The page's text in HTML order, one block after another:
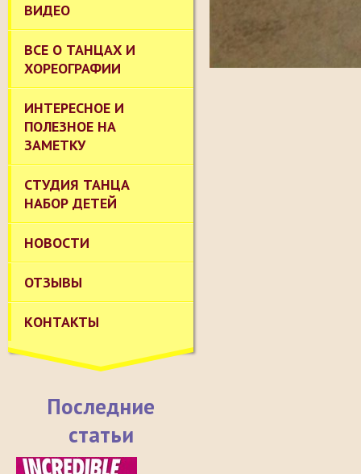
ВИДЕО
ВСЕ О ТАНЦАХ И
ХОРЕОГРАФИИ
ИНТЕРЕСНОЕ И
ПОЛЕЗНОЕ НА
ЗАМЕТКУ
СТУДИЯ ТАНЦА
НАБОР ДЕТЕЙ
НОВОСТИ
ОТЗЫВЫ
КОНТАКТЫ
Последние
статьи